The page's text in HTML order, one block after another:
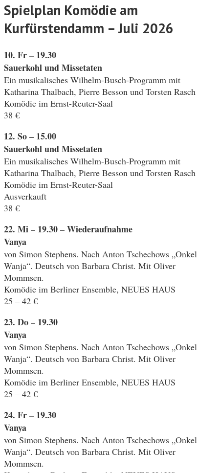
Spielplan Komödie am
Kurfürstendamm – Juli 2026
10. Fr – 19.30
Sauerkohl und Missetaten
Ein musikalisches Wilhelm-Busch-Programm mit
Katharina Thalbach, Pierre Besson und Torsten Rasch
Komödie im Ernst-Reuter-Saal
38 €
12. So – 15.00
Sauerkohl und Missetaten
Ein musikalisches Wilhelm-Busch-Programm mit
Katharina Thalbach, Pierre Besson und Torsten Rasch
Komödie im Ernst-Reuter-Saal
Ausverkauft
38 €
22. Mi – 19.30 – Wiederaufnahme
Vanya
von Simon Stephens. Nach Anton Tschechows „Onkel
Wanja“. Deutsch von Barbara Christ. Mit Oliver
Mommsen.
Komödie im Berliner Ensemble, NEUES HAUS
25 – 42 €
23. Do – 19.30
Vanya
von Simon Stephens. Nach Anton Tschechows „Onkel
Wanja“. Deutsch von Barbara Christ. Mit Oliver
Mommsen.
Komödie im Berliner Ensemble, NEUES HAUS
25 – 42 €
24. Fr – 19.30
Vanya
von Simon Stephens. Nach Anton Tschechows „Onkel
Wanja“. Deutsch von Barbara Christ. Mit Oliver
Mommsen.